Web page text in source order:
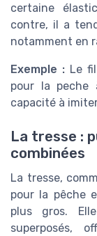
certaine
contre, il a
notamment en
Exemple : Le
pour la
capacité à
La tresse :
combinées
La tresse,
pour la pêche
plus gros.
superposés,